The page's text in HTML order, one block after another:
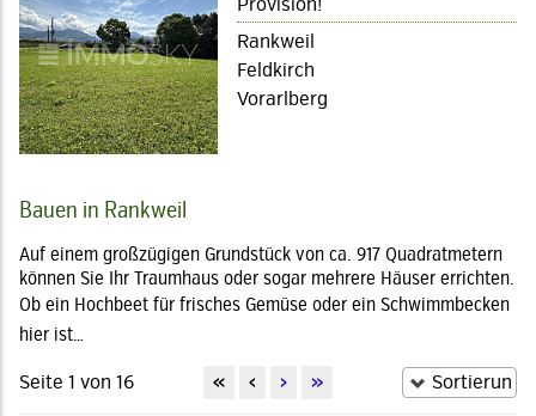
Provision!
Rankweil
Feldkirch
Vorarlberg
Bauen in Rankweil
Auf einem großzügigen Grundstück von ca. 917 Quadratmetern
können Sie Ihr Traumhaus oder sogar mehrere Häuser errichten.
Ob ein Hochbeet für frisches Gemüse oder ein Schwimmbecken 
hier ist…
Seite 1 von 16
« ‹ › »